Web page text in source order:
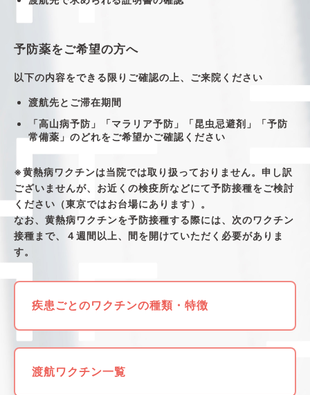
予防薬をご希望の方へ
以下の内容をできる限りご確認の上、ご来院ください
渡航先とご滞在期間
「高山病予防」「マラリア予防」「昆虫忌避剤」「予防
常備薬」のどれをご希望かご確認ください
※黄熱病ワクチンは当院では取り扱っておりません。申し訳
ございませんが、お近くの検疫所などにて予防接種をご検討
ください（東京ではお台場にあります）。
なお、黄熱病ワクチンを予防接種する際には、次のワクチン
接種まで、４週間以上、間を開けていただく必要がありま
す。
疾患ごとのワクチンの種類・特徴
渡航ワクチン一覧